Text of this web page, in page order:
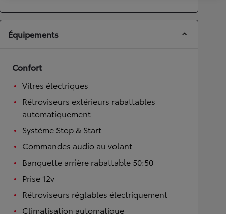
Équipements
Confort
Vitres électriques
Rétroviseurs extérieurs rabattables
automatiquement
Système Stop & Start
Commandes audio au volant
Banquette arrière rabattable 50:50
Prise 12v
Rétroviseurs réglables électriquement
Climatisation automatique